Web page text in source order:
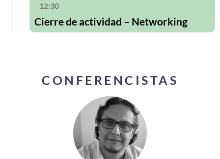
12:30
Cierre de actividad – Networking
CONFERENCISTAS